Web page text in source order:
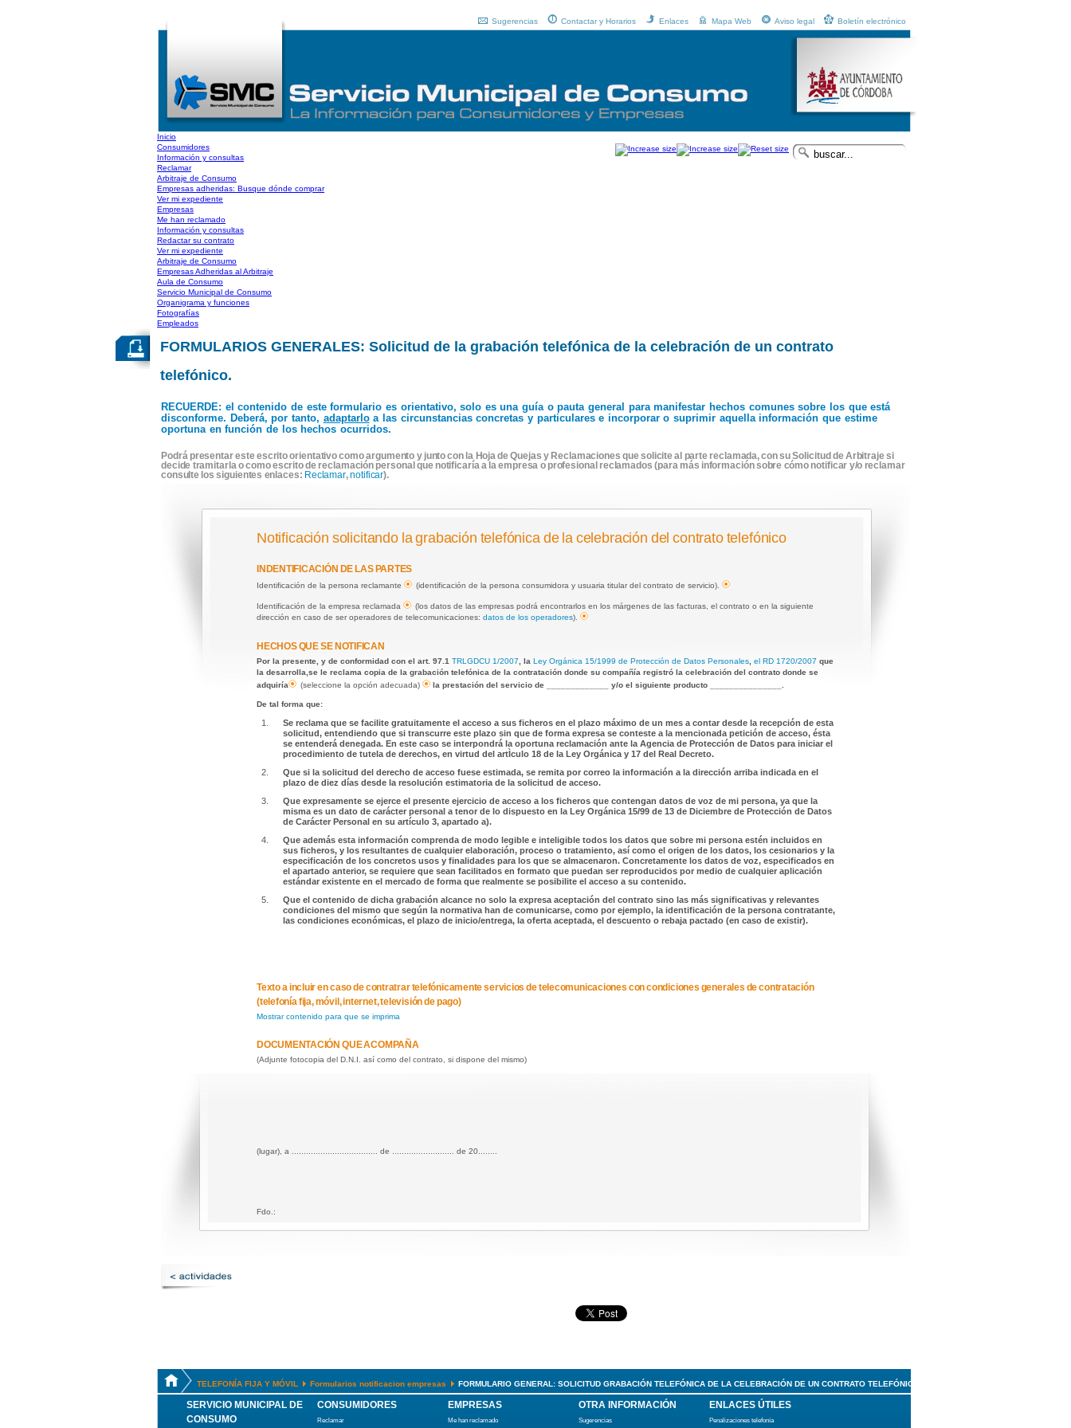
Boletín electrónico
Aviso legal
Mapa Web
Enlaces
Contactar y Horarios
Sugerencias
Inicio
Consumidores
Información y consultas
Reclamar
Arbitraje de Consumo
Empresas adheridas: Busque dónde comprar
Ver mi expediente
Empresas
Me han reclamado
Información y consultas
Redactar su contrato
Ver mi expediente
Arbitraje de Consumo
Empresas Adheridas al Arbitraje
Aula de Consumo
Servicio Municipal de Consumo
Organigrama y funciones
Fotografías
Empleados
FORMULARIOS GENERALES: Solicitud de la grabación telefónica de la celebración de un contrato
telefónico.
RECUERDE: el contenido de este formulario es orientativo, solo es una guía o pauta general para manifestar hechos comunes sobre los que está
disconforme. Deberá, por tanto, adaptarloa las circunstancias concretas y particulares e incorporar o suprimir aquella información que estime
oportuna en función de los hechos ocurridos.
Podrá presentar este escrito orientativo como argumento y junto con la Hoja de Quejas y Reclamaciones que solicite al parte reclamada, con su Solicitud de Arbitraje si
decide tramitarla o como escrito de reclamación personal que notificaría a la empresa o profesional reclamados (para más información sobre cómo notificar y/o reclamar
consulte los siguientes enlaces: Reclamar,notificar).
Notificación solicitando la grabación telefónica de la celebración del contrato telefónico
INDENTIFICACIÓN DE LAS PARTES
Identificación de la persona reclamante (identificación de la persona consumidora y usuaria titular del contrato de servicio).
Identificación de la empresa reclamada
(los datos de las empresas podrá encontrarlos en los márgenes de las facturas, el contrato o en la siguiente
dirección en caso de ser operadores de telecomunicaciones: datos de los operadores).
HECHOS QUE SE NOTIFICAN
Por la presente, y de conformidad con el art. 97.1 TRLGDCU 1/2007 , la Ley Orgánica 15/1999 de Protección de Datos Personales el RD 1720/2007 que
la desarrolla, se le reclama copia de la grabación telefónica de la contratación donde su compañía registró la celebración del contrato donde se
adquiría
(seleccione la opción adecuada) la prestación del servicio de _____________ y/o el siguiente producto _______________.
De tal forma que:
Se reclama que se facilite gratuitamente el acceso a sus ficheros en el plazo máximo de un mes a contar desde la recepción de esta
solicitud, entendiendo que si transcurre este plazo sin que de forma expresa se conteste a la mencionada petición de acceso, ésta
se entenderá denegada. En este caso se interpondrá la oportuna reclamación ante la Agencia de Protección de Datos para iniciar el
procedimiento de tutela de derechos, en virtud del artÌculo 18 de la Ley Orgánica y 17 del Real Decreto.
Que si la solicitud del derecho de acceso fuese estimada, se remita por correo la información a la dirección arriba indicada en el
plazo de diez días desde la resolución estimatoria de la solicitud de acceso.
Que expresamente se ejerce el presente ejercicio de acceso a los ficheros que contengan datos de voz de mi persona, ya que la
misma es un dato de carácter personal a tenor de lo dispuesto en la Ley Orgánica 15/99 de 13 de Diciembre de Protección de Datos
de Carácter Personal en su artículo 3, apartado a).
Que además esta información comprenda de modo legible e inteligible todos los datos que sobre mi persona estén incluidos en
sus ficheros, y los resultantes de cualquier elaboración, proceso o tratamiento, así como el origen de los datos, los cesionarios y la
especificación de los concretos usos y finalidades para los que se almacenaron. Concretamente los datos de voz, especificados en
el apartado anterior, se requiere que sean facilitados en formato que puedan ser reproducidos por medio de cualquier aplicación
estándar existente en el mercado de forma que realmente se posibilite el acceso a su contenido.
Que el contenido de dicha grabación alcance no solo la expresa aceptación del contrato sino las más significativas y relevantes
condiciones del mismo que según la normativa han de comunicarse, como por ejemplo, la identificación de la persona contratante,
las condiciones económicas, el plazo de inicio/entrega, la oferta aceptada, el descuento o rebaja pactado (en caso de existir).
Texto a incluir en caso de contratrar telefónicamente servicios de telecomunicaciones con condiciones generales de contratación
(telefonía fija, móvil, internet, televisión de pago)
Mostrar contenido para que se imprima
DOCUMENTACIÓN QUE ACOMPAÑA
(Adjunte fotocopia del D.N.I. así como del contrato, si dispone del mismo)
(lugar), a .................................... de .......................... de 20........
Fdo.:
TELEFONÍA FIJA Y MÓVIL Formularios notificacion empresas FORMULARIO GENERAL: SOLICITUD GRABACIÓN TELEFÓNICA DE LA CELEBRACIÓN DE UN CONTRATO TELEFÓNICO
SERVICIO MUNICIPAL DE
CONSUMO
CONSUMIDORES
Reclamar
EMPRESAS
Me han reclamado
OTRA INFORMACIÓN
Sugerencias
ENLACES ÚTILES
Penalizaciones telefonía